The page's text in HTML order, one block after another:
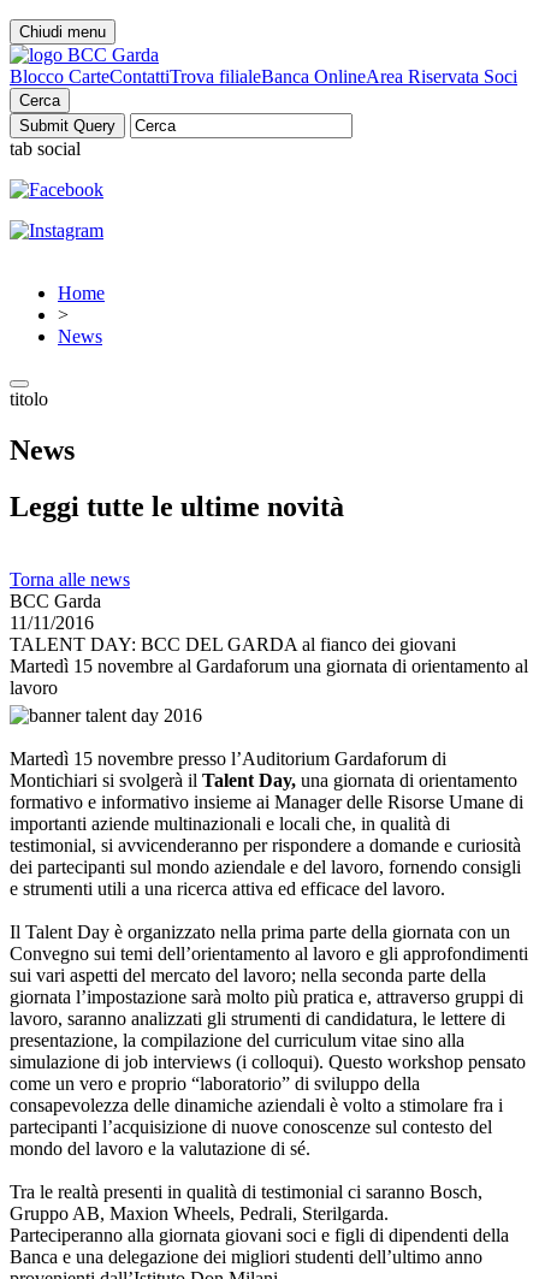
Chiudi menu
Blocco CarteContattiTrova filialeBanca OnlineArea Riservata Soci
Cerca
tab social
Home
>
News
titolo
News
Leggi tutte le ultime novità
Torna alle news
BCC Garda
11/11/2016
TALENT DAY: BCC DEL GARDA al fianco dei giovani
Martedì 15 novembre al Gardaforum una giornata di orientamento al
lavoro
Martedì 15 novembre presso l’Auditorium Gardaforum di
Montichiari si svolgerà il Talent Day, una giornata di orientamento
formativo e informativo insieme ai Manager delle Risorse Umane di
importanti aziende multinazionali e locali che, in qualità di
testimonial, si avvicenderanno per rispondere a domande e curiosità
dei partecipanti sul mondo aziendale e del lavoro, fornendo consigli
e strumenti utili a una ricerca attiva ed efficace del lavoro.
Il Talent Day è organizzato nella prima parte della giornata con un
Convegno sui temi dell’orientamento al lavoro e gli approfondimenti
sui vari aspetti del mercato del lavoro; nella seconda parte della
giornata l’impostazione sarà molto più pratica e, attraverso gruppi di
lavoro, saranno analizzati gli strumenti di candidatura, le lettere di
presentazione, la compilazione del curriculum vitae sino alla
simulazione di job interviews (i colloqui). Questo workshop pensato
come un vero e proprio “laboratorio” di sviluppo della
consapevolezza delle dinamiche aziendali è volto a stimolare fra i
partecipanti l’acquisizione di nuove conoscenze sul contesto del
mondo del lavoro e la valutazione di sé.
Tra le realtà presenti in qualità di testimonial ci saranno Bosch,
Gruppo AB, Maxion Wheels, Pedrali, Sterilgarda.
Parteciperanno alla giornata giovani soci e figli di dipendenti della
Banca e una delegazione dei migliori studenti dell’ultimo anno